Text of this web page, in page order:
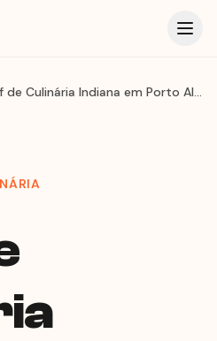
Chef de Culinária Indiana em Porto Alegre